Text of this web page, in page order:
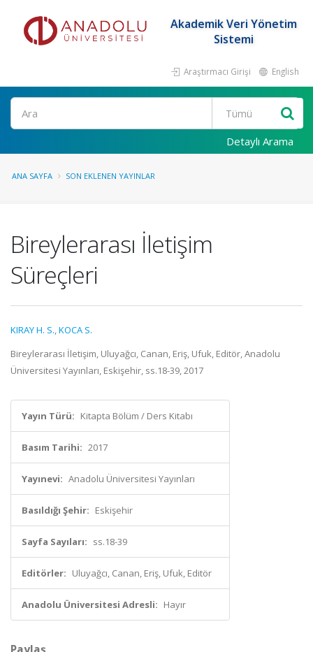
Akademik Veri Yönetim
Sistemi
Araştırmacı Girişi English
Ara
Detaylı Arama
ANA SAYFA SON EKLENEN YAYINLAR
Bireylerarası İletişim
Süreçleri
KIRAY H. S.,KOCA S.
Bireylerarası İletişim, Uluyağcı, Canan, Eriş, Ufuk, Editör, Anadolu
Üniversitesi Yayınları, Eskişehir, ss.18-39, 2017
Yayın Türü: Kitapta Bölüm / Ders Kitabı
Basım Tarihi: 2017
Yayınevi: Anadolu Üniversitesi Yayınları
Basıldığı Şehir: Eskişehir
Sayfa Sayıları: ss.18-39
Editörler: Uluyağcı, Canan, Eriş, Ufuk, Editör
Anadolu Üniversitesi Adresli: Hayır